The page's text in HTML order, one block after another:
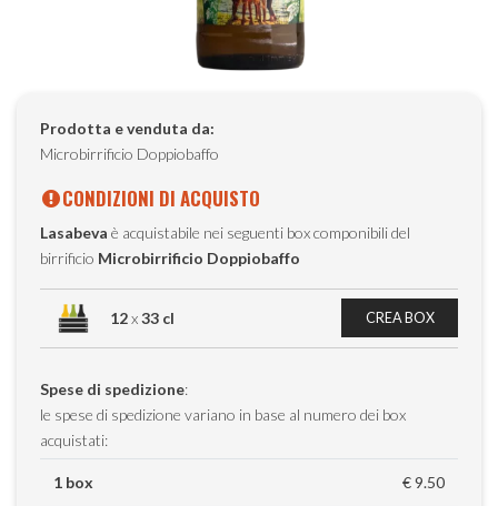
Prodotta e venduta da:
Microbirrificio Doppiobaffo
CONDIZIONI DI ACQUISTO
Lasabeva è acquistabile nei seguenti box componibili del
birrificio Microbirrificio Doppiobaffo
12x33 cl CREA BOX
Spese di spedizione:
le spese di spedizione variano in base al numero dei box
acquistati:
1 box € 9.50